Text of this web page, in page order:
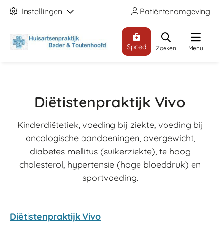
Instellingen Patiëntenomgeving
Menu
Spoed Zoeken
Diëtistenpraktijk Vivo
Kinderdiëtetiek, voeding bij ziekte, voeding bij
oncologische aandoeningen, overgewicht,
diabetes mellitus (suikerziekte), te hoog
cholesterol, hypertensie (hoge bloeddruk) en
sportvoeding.
Diëtistenpraktijk Vivo